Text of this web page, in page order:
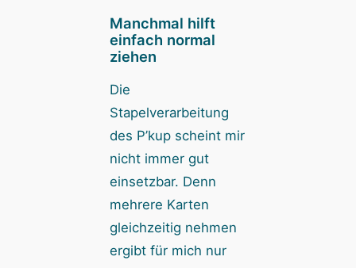
Manchmal hilft
einfach normal
ziehen
Die
Stapelverarbeitung
des P’kup scheint mir
nicht immer gut
einsetzbar. Denn
mehrere Karten
gleichzeitig nehmen
ergibt für mich nur